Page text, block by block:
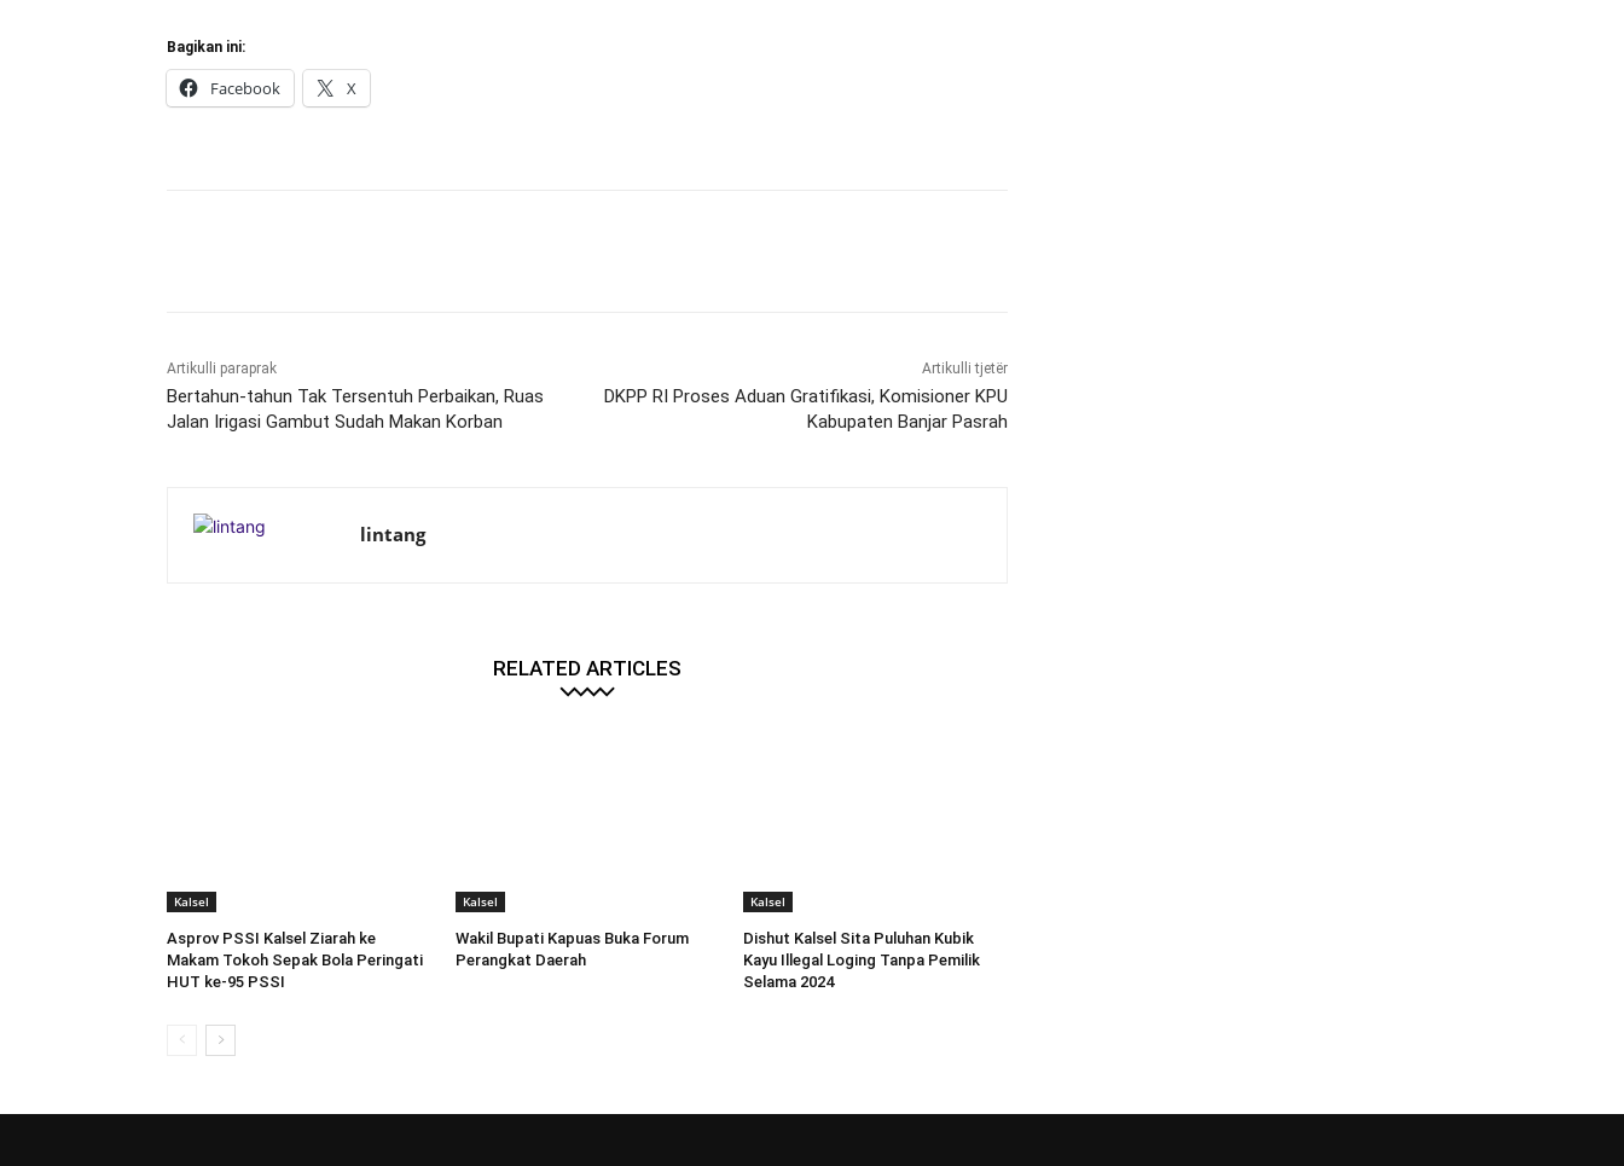
Bagikan ini:
Facebook X
Artikulli paraprak
Bertahun-tahun Tak Tersentuh Perbaikan, Ruas
Jalan Irigasi Gambut Sudah Makan Korban
Artikulli tjetër
DKPP RI Proses Aduan Gratifikasi, Komisioner KPU
Kabupaten Banjar Pasrah
lintang
RELATED ARTICLES
Kalsel
Asprov PSSI Kalsel Ziarah ke
Makam Tokoh Sepak Bola Peringati
HUT ke-95 PSSI
Kalsel
Wakil Bupati Kapuas Buka Forum
Perangkat Daerah
Kalsel
Dishut Kalsel Sita Puluhan Kubik
Kayu Illegal Loging Tanpa Pemilik
Selama 2024